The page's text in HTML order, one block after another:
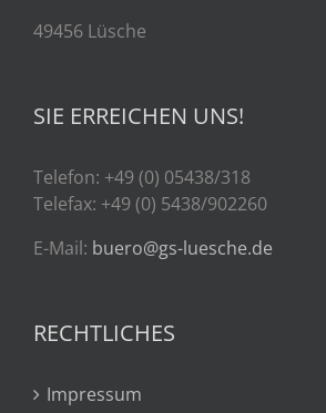
49456 Lüsche
SIE ERREICHEN UNS!
Telefon: +49 (0) 05438/318
Telefax: +49 (0) 5438/902260
E-Mail: buero@gs-luesche.de
RECHTLICHES
Impressum